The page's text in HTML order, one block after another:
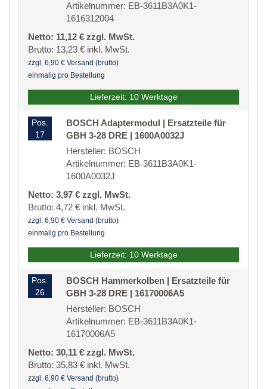
Artikelnummer: EB-3611B3A0K1-
1616312004
Netto: 11,12 € zzgl. MwSt.
Brutto: 13,23 € inkl. MwSt.
zzgl. 6,90 € Versand (brutto)
einmalig pro Bestellung
Lieferzeit: 10 Werktage
Pos.
17
BOSCH Adaptermodul | Ersatzteile für
GBH 3-28 DRE | 1600A0032J
Hersteller: BOSCH
Artikelnummer: EB-3611B3A0K1-
1600A0032J
Netto: 3,97 € zzgl. MwSt.
Brutto: 4,72 € inkl. MwSt.
zzgl. 6,90 € Versand (brutto)
einmalig pro Bestellung
Lieferzeit: 10 Werktage
Pos.
26
BOSCH Hammerkolben | Ersatzteile für
GBH 3-28 DRE | 16170006A5
Hersteller: BOSCH
Artikelnummer: EB-3611B3A0K1-
16170006A5
Netto: 30,11 € zzgl. MwSt.
Brutto: 35,83 € inkl. MwSt.
zzgl. 6,90 € Versand (brutto)